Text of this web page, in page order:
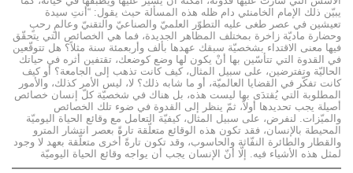
يبيّن ذلك الإمام الخامنئي دام ظله هذه المسألة حيث يقول: “أنتِ سيدة
تعيشين في عصر طغى عليه التطوّر العلميّ والصناعيّ والتقنيّ وعالمٍ رحبٍ
وحضارة ماديّة زاخرة بمختلف المظاهر الجديدة، فما هي الخصائص التي يتحقّق
فيها معنى الاقتداء بشخصيّة سبقك عهدها بألف وأربعمئة سنة مثلاً؟ هل تتوقّعين
في القدوة التي تتأسّين بها أنْ يكون لها وضع كوضعك، تقتفين أثره في حياتك
الحاليّة وتفترضين، على سبيل المثال، كيف كانت تذهب إلى الجامعة؟ أو كيف
كانت تفكّر في القضايا العالميّة، أو ما شابه ذلك؟ لا، ليس الأمر كذلك، والأمور
المطلوبة التي يُقتدَى بها ليست هذه، بل هناك في شخصيّة كلّ إنسان خصائص
أصيلة يجب تحديدها أولاً، ثمّ ينظر إلى القدوة في ضوء تلك الخصائص
والميّزات. لنفرض، على سبيل المثال، كيفيّة التعامل مع وقائع الحياة اليوميّة
المحيطة بالإنسان، فقد تكون هذه الوقائع متعلّقة تارةً بعصر انتشار المترو
والقطار والطائرة النفّاثة والحاسوب، وقد تكون تارةً أُخرى متعلّقة بعهد لا وجود
لمثل هذه الأشياء فيه. إلّا أنّ الإنسان يجب أن يواجه وقائع الحياة اليوميّة